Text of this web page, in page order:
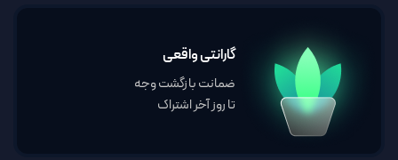
گارانتی واقعی
ضمانت بازگشت وجه
تا روز آخر اشتراک